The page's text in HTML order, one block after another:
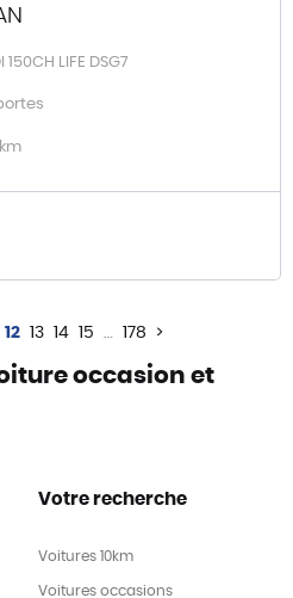
150CH LIFE DSG7
km
12 13 14 15 … 178 >
occasion et
Votre recherche
Voitures 10km
Voitures occasions